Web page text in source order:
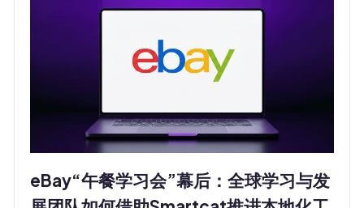
eBay“午餐学习会”幕后：全球学习与发